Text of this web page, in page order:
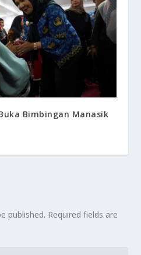
Bimbingan Manasik
published. Required fields are